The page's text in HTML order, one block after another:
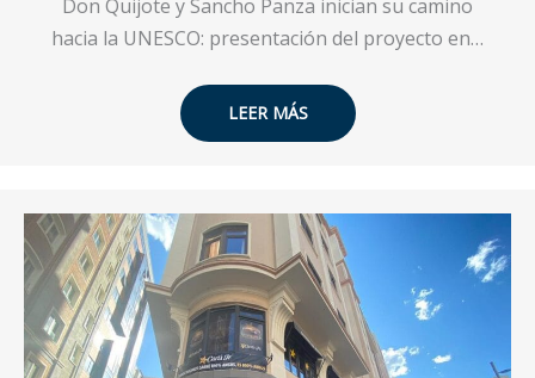
Don Quijote y Sancho Panza inician su camino
hacia la UNESCO: presentación del proyecto en…
LEER MÁS